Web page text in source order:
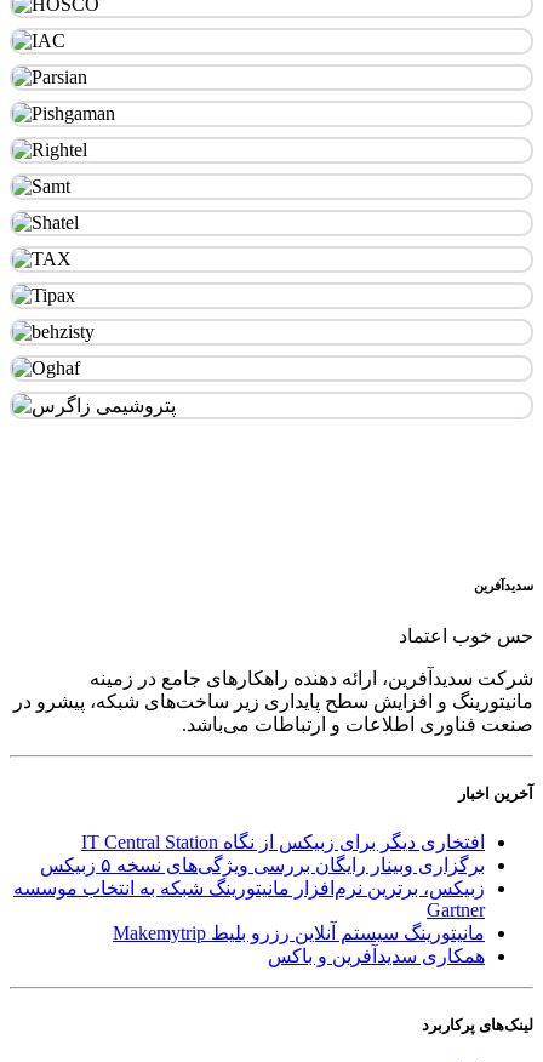
سدید‌آفرین
حس خوب اعتماد
شرکت سدید‌آفرین، ارائه دهنده راهکارهای جامع در زمینه
مانیتورینگ و افزایش سطح پایداری زیر ساخت‌های شبکه، پیشرو در
صنعت فناوری اطلاعات و ارتباطات می‌باشد.
آخرین اخبار
افتخاری دیگر برای زبیکس از نگاه IT Central Station
برگزاری وبینار رایگان بررسی ویژگی‌های نسخه ۵ زبیکس
زبیکس، برترین نرم‌افزار مانیتورینگ شبکه به انتخاب موسسه
Gartner
مانیتورینگ سیستم آنلاین رزرو بلیط Makemytrip
همکاری سدیدآفرین و باکس
لینک‌های پر‌کاربرد